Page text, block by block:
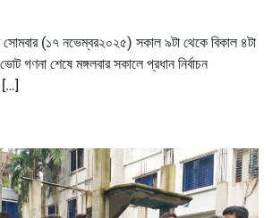
সোমবার (১৭ নভেম্বর২০২৫) সকাল ৯টা থেকে বিকাল ৪টা
গণনা শেষে মঙ্গলবার সকালে প্রধান নির্বাচন
[…]